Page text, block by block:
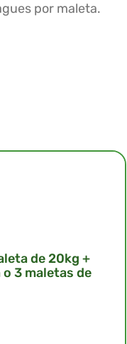
por maleta.
de 20kg +
o 3 maletas de